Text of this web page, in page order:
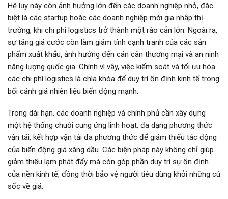
Hệ lụy này còn ảnh hưởng lớn đến các doanh nghiệp nhỏ, đặc
biệt là các startup hoặc các doanh nghiệp mới gia nhập thị
trường, khi chi phí logistics trở thành một rào cản lớn. Ngoài ra,
sự tăng giá cước còn làm giảm tính cạnh tranh của các sản
phẩm xuất khẩu, ảnh hưởng đến cán cân thương mại và an ninh
năng lượng quốc gia. Chính vì vậy, việc kiểm soát và tối ưu hóa
các chi phí logistics là chìa khóa để duy trì ổn định kinh tế trong
bối cảnh giá nhiên liệu biến động mạnh.
Trong dài hạn, các doanh nghiệp và chính phủ cần xây dựng
một hệ thống chuỗi cung ứng linh hoạt, đa dạng phương thức
vận tải, kết hợp vận tải đa phương thức để giảm thiểu tác động
của biến động giá xăng dầu. Các biện pháp này không chỉ giúp
giảm thiểu lạm phát đẩy mà còn góp phần duy trì sự ổn định
của nền kinh tế, đồng thời bảo vệ người tiêu dùng khỏi những cú
sốc về giá.